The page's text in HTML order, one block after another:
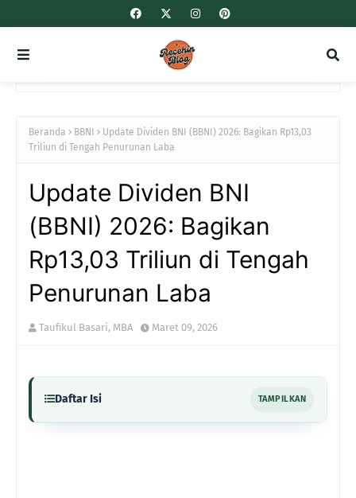
Beranda BBNI
Update Dividen BNI (BBNI) 2026: Bagikan Rp13,03
Triliun di Tengah Penurunan Laba
Update Dividen BNI
(BBNI) 2026: Bagikan
Rp13,03 Triliun di Tengah
Penurunan Laba
Taufikul Basari, MBA Maret 09, 2026
Daftar Isi TAMPILKAN